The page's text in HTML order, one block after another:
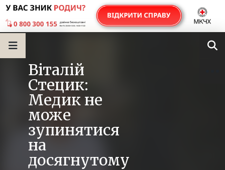
Віталій
Стецик:
Медик не
може
зупинятися
на
досягнутому